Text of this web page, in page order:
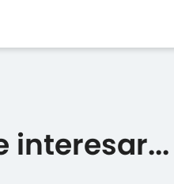
interesar...